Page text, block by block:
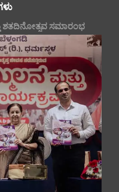
ಶತದಿನೋತ್ಸವ ಸಮಾರಂಭ